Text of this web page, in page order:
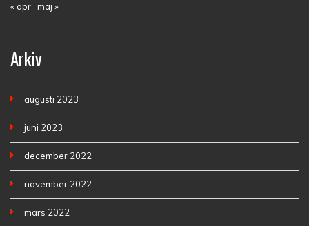
« apr maj »
Arkiv
augusti 2023
juni 2023
december 2022
november 2022
mars 2022